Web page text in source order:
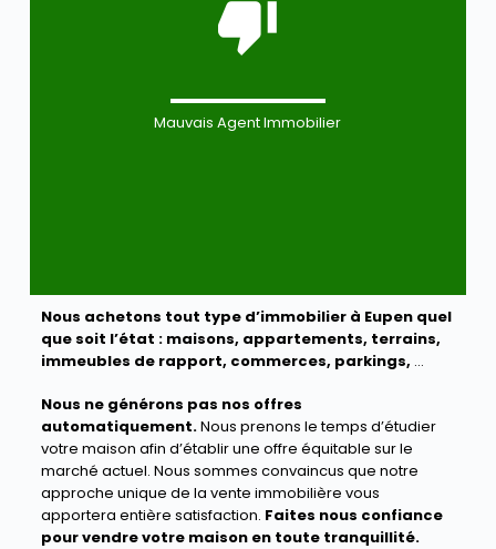
Mauvais Agent Immobilier
Nous achetons tout type d’immobilier à Eupen quel
que soit l’état : maisons, appartements, terrains,
immeubles de rapport, commerces, parkings, …
Nous ne générons pas nos offres
automatiquement.Nous prenons le temps d’étudier
votre maison afin d’établir une offre équitable sur le
marché actuel. Nous sommes convaincus que notre
approche unique de la vente immobilière vous
apportera entière satisfaction. Faites nous confiance
pour vendre votre maison en toute tranquillité.